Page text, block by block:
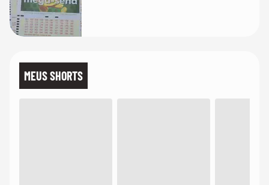
MEUS SHORTS